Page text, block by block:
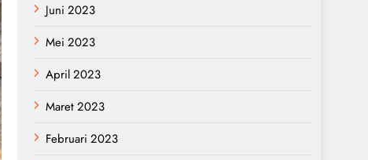
Juni 2023
Mei 2023
April 2023
Maret 2023
Februari 2023